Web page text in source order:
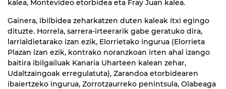
kalea, Montevideo etorbidea eta Fray Juan kalea.
Gainera, ibilbidea zeharkatzen duten kaleak itxi egingo
dituzte. Horrela, sarrera-irteerarik gabe geratuko dira,
larrialdietarako izan ezik, Elorrietako ingurua (Elorrieta
Plazan izan ezik, kontrako noranzkoan irten ahal izango
baitira ibilgailuak Kanaria Uharteen kalean zehar,
Udaltzaingoak erregulatuta), Zarandoa etorbidearen
ibaiertzeko ingurua, Zorrotzaurreko penintsula, Olabeaga